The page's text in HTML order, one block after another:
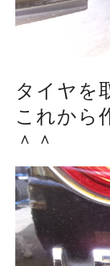
タイヤを
これから
＾＾